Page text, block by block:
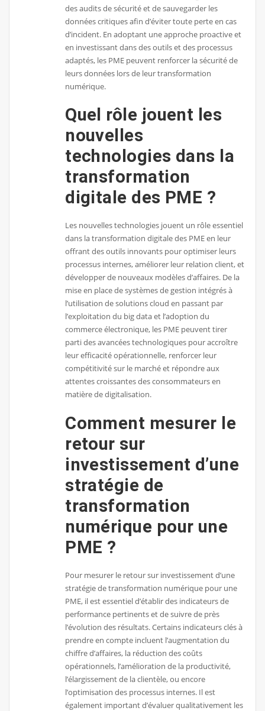
des audits de sécurité et de sauvegarder les
données critiques afin d’éviter toute perte en cas
d’incident. En adoptant une approche proactive et
en investissant dans des outils et des processus
adaptés, les PME peuvent renforcer la sécurité de
leurs données lors de leur transformation
numérique.
Quel rôle jouent les
nouvelles
technologies dans la
transformation
digitale des PME ?
Les nouvelles technologies jouent un rôle essentiel
dans la transformation digitale des PME en leur
offrant des outils innovants pour optimiser leurs
processus internes, améliorer leur relation client, et
développer de nouveaux modèles d’affaires. De la
mise en place de systèmes de gestion intégrés à
l’utilisation de solutions cloud en passant par
l’exploitation du big data et l’adoption du
commerce électronique, les PME peuvent tirer
parti des avancées technologiques pour accroître
leur efficacité opérationnelle, renforcer leur
compétitivité sur le marché et répondre aux
attentes croissantes des consommateurs en
matière de digitalisation.
Comment mesurer le
retour sur
investissement d’une
stratégie de
transformation
numérique pour une
PME ?
Pour mesurer le retour sur investissement d’une
stratégie de transformation numérique pour une
PME, il est essentiel d’établir des indicateurs de
performance pertinents et de suivre de près
l’évolution des résultats. Certains indicateurs clés à
prendre en compte incluent l’augmentation du
chiffre d’affaires, la réduction des coûts
opérationnels, l’amélioration de la productivité,
l’élargissement de la clientèle, ou encore
l’optimisation des processus internes. Il est
également important d’évaluer qualitativement les